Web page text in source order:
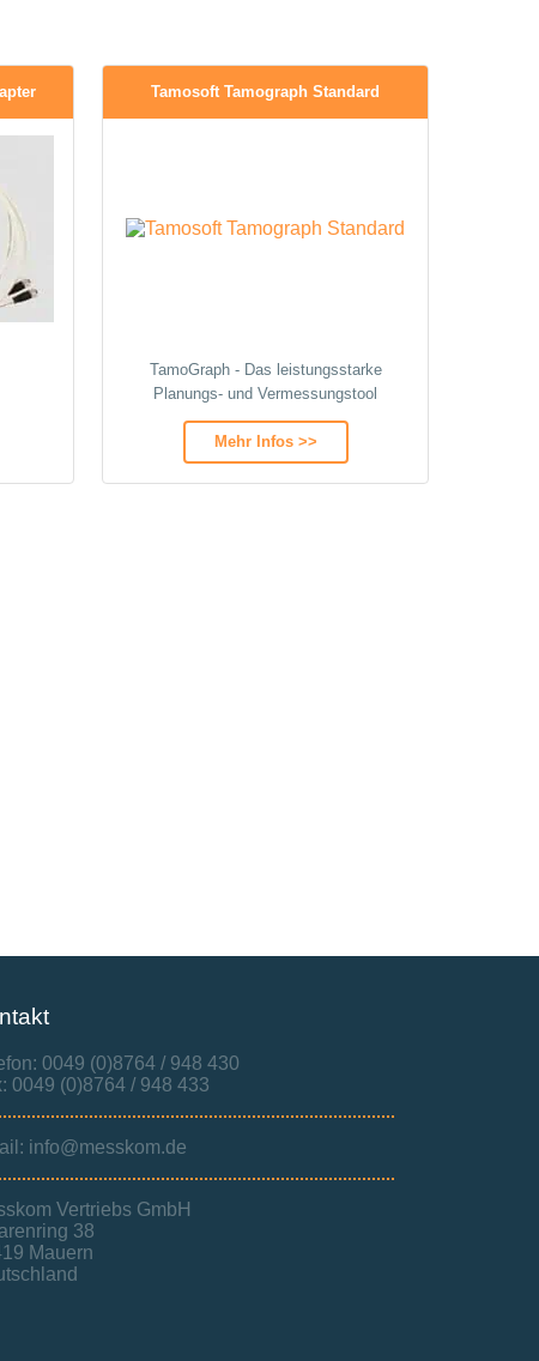
Tamosoft Tamograph Standard
TamoGraph - Das leistungsstarke
Planungs- und Vermessungstool
Mehr Infos >>
0049 (0)8764 / 948 430
0049 (0)8764 / 948 433
info@messkom.de
Vertriebs GmbH
38
Mauern